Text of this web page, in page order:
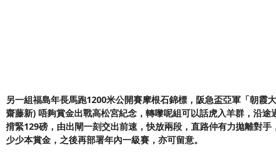
另一組福島年長馬跑1200米公開賽摩根石錦標，阪急盃亞軍「朝霞
齋藤新) 唔夠賞金出戰高松宮紀念，轉嚟呢組可以話虎入羊群，沿途
揹緊129磅，由出閘一刻交出前速，快放兩段，直路仲有力拋離對手
少少本賞金，之後再部署年內一級賽，亦可留意。